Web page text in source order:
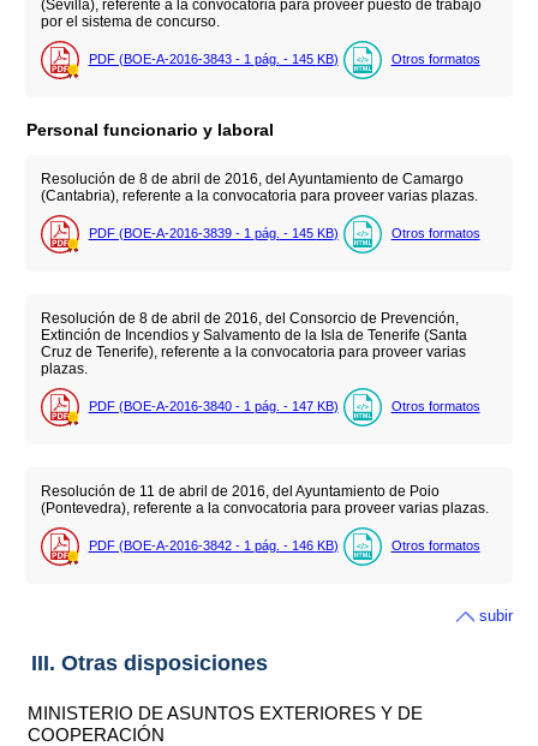
(Sevilla), referente a la convocatoria para proveer puesto de trabajo
por el sistema de concurso.
PDF (BOE-A-2016-3843 - 1 pág. - 145 KB) Otros formatos
Personal funcionario y laboral
Resolución de 8 de abril de 2016, del Ayuntamiento de Camargo
(Cantabria), referente a la convocatoria para proveer varias plazas.
PDF (BOE-A-2016-3839 - 1 pág. - 145 KB) Otros formatos
Resolución de 8 de abril de 2016, del Consorcio de Prevención,
Extinción de Incendios y Salvamento de la Isla de Tenerife (Santa
Cruz de Tenerife), referente a la convocatoria para proveer varias
plazas.
PDF (BOE-A-2016-3840 - 1 pág. - 147 KB) Otros formatos
Resolución de 11 de abril de 2016, del Ayuntamiento de Poio
(Pontevedra), referente a la convocatoria para proveer varias plazas.
PDF (BOE-A-2016-3842 - 1 pág. - 146 KB) Otros formatos
subir
III. Otras disposiciones
MINISTERIO DE ASUNTOS EXTERIORES Y DE
COOPERACIÓN